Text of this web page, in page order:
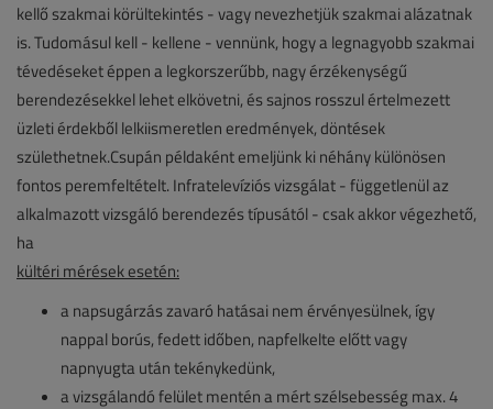
kellő szakmai körültekintés - vagy nevezhetjük szakmai alázatnak
is. Tudomásul kell - kellene - vennünk, hogy a legnagyobb szakmai
tévedéseket éppen a legkorszerűbb, nagy érzékenységű
berendezésekkel lehet elkövetni, és sajnos rosszul értelmezett
üzleti érdekből lelkiismeretlen eredmények, döntések
születhetnek.Csupán példaként emeljünk ki néhány különösen
fontos peremfeltételt. Infratelevíziós vizsgálat - függetlenül az
alkalmazott vizsgáló berendezés típusától - csak akkor végezhető,
ha
kültéri mérések esetén:
a napsugárzás zavaró hatásai nem érvényesülnek, így
nappal borús, fedett időben, napfelkelte előtt vagy
napnyugta után tekénykedünk,
a vizsgálandó felület mentén a mért szélsebesség max. 4